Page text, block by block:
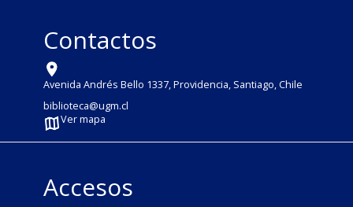
Contactos
Avenida Andrés Bello 1337, Providencia, Santiago, Chile
biblioteca@ugm.cl
Ver mapa
Accesos